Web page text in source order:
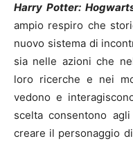
Harry Potter:
ampio respiro che
nuovo sistema di
sia nelle azioni che
loro ricerche e nei
vedono e
scelta consentono
creare il personaggio